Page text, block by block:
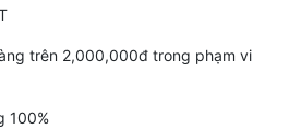
trên 2,000,000đ trong phạm vi
100%